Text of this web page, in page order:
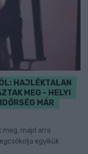
HAJLÉKTALAN
MEG - HELYI
MÁR
majd arra
egyikük